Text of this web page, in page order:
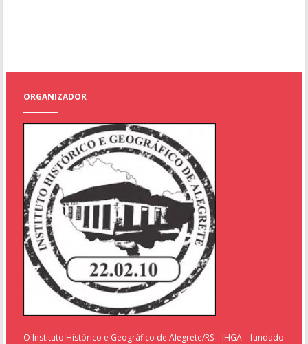
ORGANIZADOR
O Instituto Histórico e Geográfico de Alegrete/RS – IHGA – fundado